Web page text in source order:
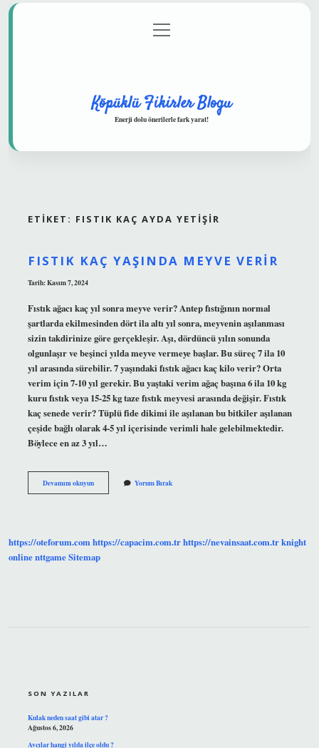
Gizlilik Politikası
menüyü
aç
Köpüklü Fikirler Blogu
Enerji dolu önerilerle fark yarat!
ETIKET: FISTIK KAÇ AYDA YETIŞIR
FISTIK KAÇ YAŞINDA MEYVE VERIR
Tarih: Kasım 7, 2024
Fıstık ağacı kaç yıl sonra meyve verir? Antep fıstığının normal
şartlarda ekilmesinden dört ila altı yıl sonra, meyvenin aşılanması
sizin takdirinize göre gerçekleşir. Aşı, dördüncü yılın sonunda
olgunlaşır ve beşinci yılda meyve vermeye başlar. Bu süreç 7 ila 10
yıl arasında sürebilir. 7 yaşındaki fıstık ağacı kaç kilo verir? Orta
verim için 7-10 yıl gerekir. Bu yaştaki verim ağaç başına 6 ila 10 kg
kuru fıstık veya 15-25 kg taze fıstık meyvesi arasında değişir. Fıstık
kaç senede verir? Tüplü fide dikimi ile aşılanan bu bitkiler aşılanan
çeşide bağlı olarak 4-5 yıl içerisinde verimli hale gelebilmektedir.
Böylece en az 3 yıl…
Devamını okuyunFıstık
Kaç
Yorum Bırak
https://oteforum.comhttps://capacim.com.trhttps://nevainsaat.com.trknight
onlinenttgameSitemap
SON YAZILAR
Kulak neden saat gibi atar ?
Ağustos 6, 2026
Avcılar hangi yılda ilçe oldu ?